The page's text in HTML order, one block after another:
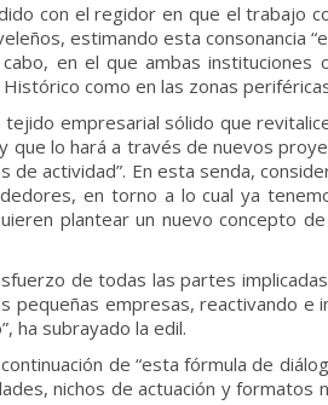
con el regidor en que el trabajo
estimando esta consonancia
en el que ambas instituciones
como en las zonas
empresarial sólido que
que lo hará a través de nuevos
actividad”. En esta senda,
en torno a lo cual ya
plantear un nuevo concepto
de todas las partes
pequeñas empresas, reactivando
ha subrayado la edil.
de “esta fórmula de
nichos de actuación y formatos